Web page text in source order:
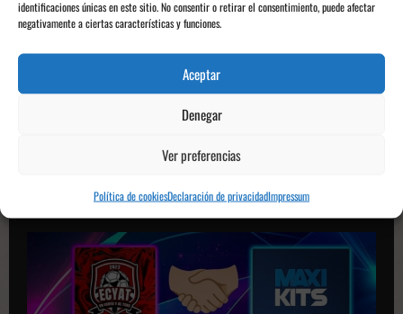
identificaciones únicas en este sitio. No consentir o retirar el consentimiento, puede afectar
negativamente a ciertas características y funciones.
Aceptar
Denegar
Ver preferencias
Política de cookiesDeclaración de privacidadImpressum
e
g
c
u
Hansi Flick: «Estoy encantado con el trabajo de Deco»
Consigue TU CAMISETA FAVORITAen
Usa nuestro código